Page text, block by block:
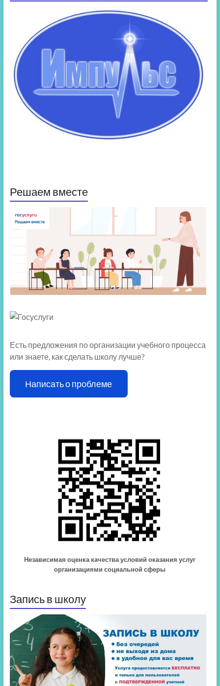
Решаем вместе
Есть предложения по организации учебного процесса
или знаете, как сделать школу лучше?
Написать о проблеме
Независимая оценка качества условий оказания услуг
организациями социальной сферы
Запись в школу